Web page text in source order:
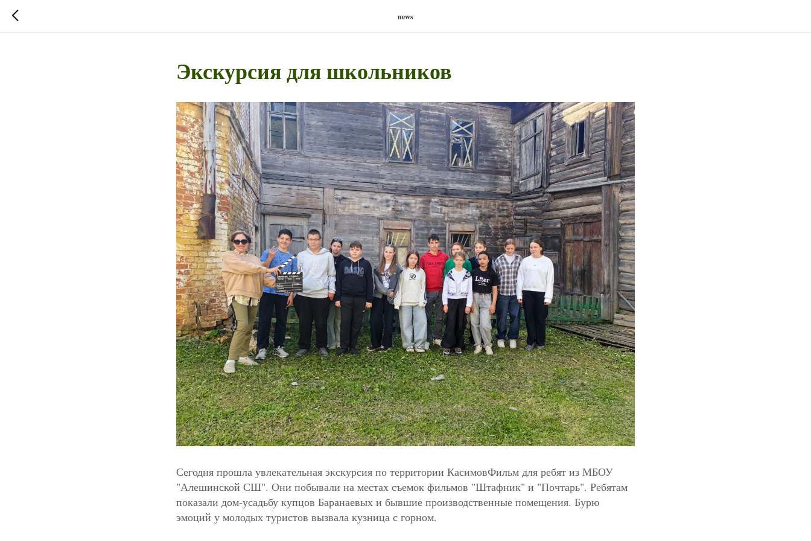
news
Экскурсия для школьников
Сегодня прошла увлекательная экскурсия по территории КасимовФильм для ребят из МБОУ
"Алешинской СШ". Они побывали на местах съемок фильмов "Штафник" и "Почтарь". Ребятам
показали дом-усадьбу купцов Баранаевых и бывшие производственные помещения. Бурю
эмоций у молодых туристов вызвала кузница с горном.